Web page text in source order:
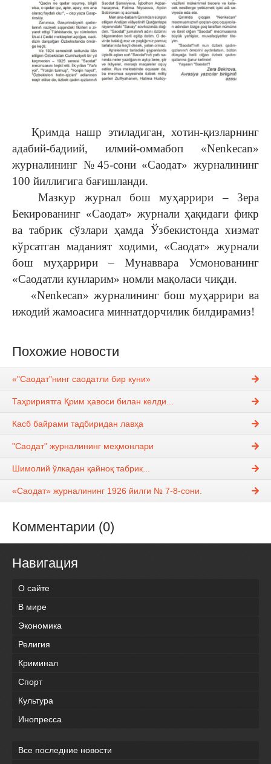
Қримда нашр этиладиган, хотин-қизларнинг
адабий-бадиий, илмий-оммабоп «Nenkecan»
журналининг №45-сони «Саодат» журналининг
100 йиллигига бағишланди.
Мазкур журнал бош муҳаррири – Зера
Бекированинг «Саодат» журнали ҳақидаги фикр
ва табрик сўзлари ҳамда Ўзбекистонда хизмат
кўрсатган маданият ходими, «Саодат» журнали
бош муҳаррири – Мунаввара Усмонованинг
«Саодатли кунларим» номли мақоласи чиқди.
«Nenkecan» журналининг бош муҳаррири ва
ижодий жамоасига миннатдорчилик билдирамиз!
Похожие новости
«"Саодат"нинг саодатли бир куни»
Таҳририятга Қрим ҳавоси билан келди...
Касб байрами тадбиридан лавҳа
"Саодат" журналининг меҳмонлари
Шимолий ўлкадан қайноқ табрик...
«Саодат» журналининг 1926 йилги № 7-8-сони.
Комментарии (0)
Навигация
О сайте
В мире
Экономика
Религия
Криминал
Спорт
Культура
Инопресса
Все последние новости